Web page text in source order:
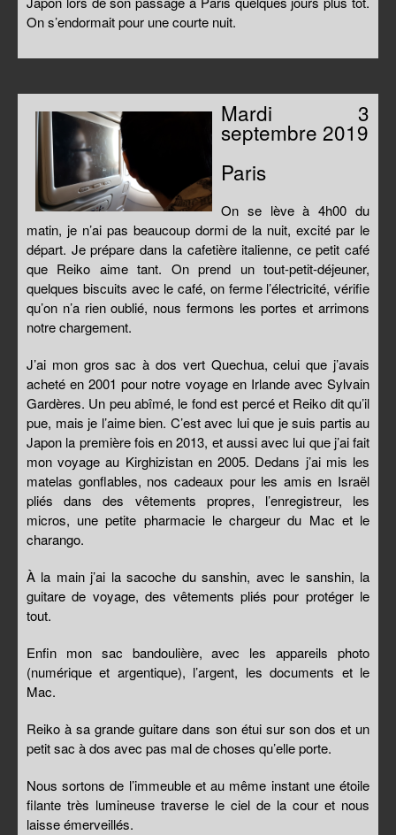
On s’endormait pour une courte nuit.
Mardi 3
septembre 2019
Paris
On se lève à 4h00 du
matin, je n’ai pas beaucoup dormi de la nuit, excité par le
départ. Je prépare dans la cafetière italienne, ce petit café
que Reiko aime tant. On prend un tout-petit-déjeuner,
quelques biscuits avec le café, on ferme l’électricité, vérifie
qu’on n’a rien oublié, nous fermons les portes et arrimons
notre chargement.
J’ai mon gros sac à dos vert Quechua, celui que j’avais
acheté en 2001 pour notre voyage en Irlande avec Sylvain
Gardères. Un peu abîmé, le fond est percé et Reiko dit qu’il
pue, mais je l’aime bien. C’est avec lui que je suis partis au
Japon la première fois en 2013, et aussi avec lui que j’ai fait
mon voyage au Kirghizistan en 2005. Dedans j’ai mis les
matelas gonflables, nos cadeaux pour les amis en Israël
pliés dans des vêtements propres, l’enregistreur, les
micros, une petite pharmacie le chargeur du Mac et le
charango.
À la main j’ai la sacoche du sanshin, avec le sanshin, la
guitare de voyage, des vêtements pliés pour protéger le
tout.
Enfin mon sac bandoulière, avec les appareils photo
(numérique et argentique), l’argent, les documents et le
Mac.
Reiko à sa grande guitare dans son étui sur son dos et un
petit sac à dos avec pas mal de choses qu’elle porte.
Nous sortons de l’immeuble et au même instant une étoile
filante très lumineuse traverse le ciel de la cour et nous
laisse émerveillés.